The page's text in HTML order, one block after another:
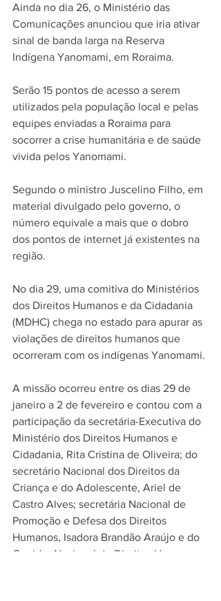
Ainda no dia 26, o Ministério das
Comunicações anunciou que iria ativar
sinal de banda larga na Reserva
Indígena Yanomami, em Roraima.
Serão 15 pontos de acesso a serem
utilizados pela população local e pelas
equipes enviadas a Roraima para
socorrer a crise humanitária e de saúde
vivida pelos Yanomami.
Segundo o ministro Juscelino Filho, em
material divulgado pelo governo, o
número equivale a mais que o dobro
dos pontos de internet já existentes na
região.
No dia 29, uma comitiva do Ministérios
dos Direitos Humanos e da Cidadania
(MDHC) chega no estado para apurar as
violações de direitos humanos que
ocorreram com os indígenas Yanomami.
A missão ocorreu entre os dias 29 de
janeiro a 2 de fevereiro e contou com a
participação da secretária-Executiva do
Ministério dos Direitos Humanos e
Cidadania, Rita Cristina de Oliveira; do
secretário Nacional dos Direitos da
Criança e do Adolescente, Ariel de
Castro Alves; secretária Nacional de
Promoção e Defesa dos Direitos
Humanos, Isadora Brandão Araújo e do
Ouvidor Nacional de Direitos Humanos,